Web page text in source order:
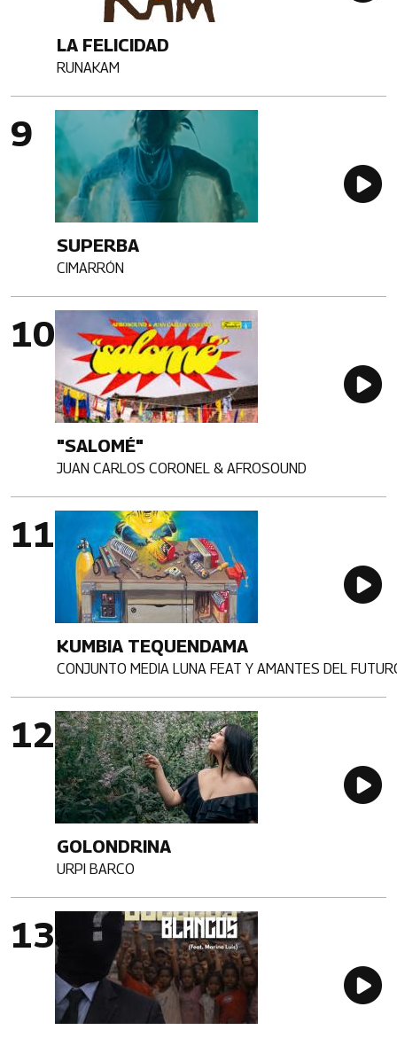
LA FELICIDAD
Artista
RUNAKAM
Imagen portada
SUPERBA
Artista
CIMARRÓN
Imagen portada
"SALOMÉ"
Artista
JUAN CARLOS CORONEL & AFROSOUND
Imagen portada
KUMBIA TEQUENDAMA
Artista
CONJUNTO MEDIA LUNA FEAT Y AMANTES DEL
Imagen portada
GOLONDRINA
Artista
URPI BARCO
Imagen portada